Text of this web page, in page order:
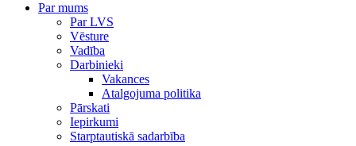
Par mums
Par LVS
Vēsture
Vadība
Darbinieki
Vakances
Atalgojuma politika
Pārskati
Iepirkumi
Starptautiskā sadarbība